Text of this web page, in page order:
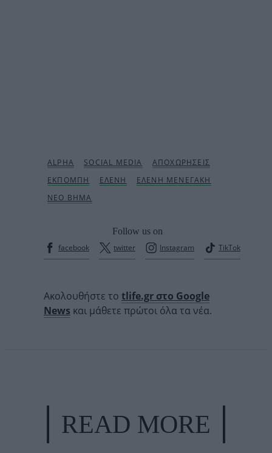
Follow us on
facebook
twitter Instagram TikTok
Ακολουθήστε το tlife.gr στο Google
News και μάθετε πρώτοι όλα τα νέα.
READ MORE